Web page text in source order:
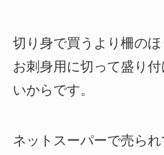
切り身で買うより柵のほ
お刺身用に切って盛り
いからです。
ネットスーパーで売ら